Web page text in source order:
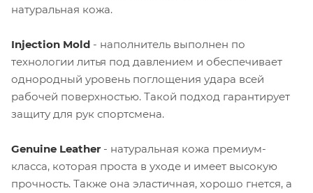
натуральная кожа.
Injection Mold - наполнитель выполнен по
технологии литья под давлением и обеспечивает
однородный уровень поглощения удара всей
рабочей поверхностью. Такой подход гарантирует
защиту для рук спортсмена.
Genuine Leather - натуральная кожа премиум-
класса, которая проста в уходе и имеет высокую
прочность. Также она эластичная, хорошо гнется, а